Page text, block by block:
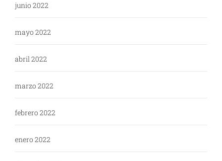
junio 2022
mayo 2022
abril 2022
marzo 2022
febrero 2022
enero 2022